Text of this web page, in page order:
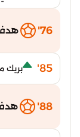
76' هدف
85' بريك
88'